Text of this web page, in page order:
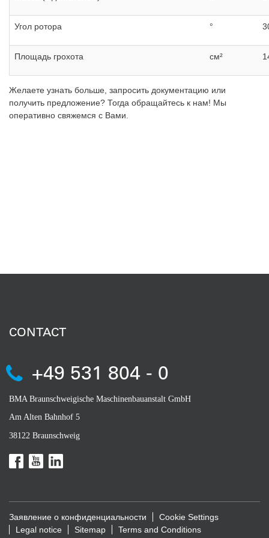
Угол ротора °
Площадь грохота см²
Желаете узнать больше, запросить документацию или
получить предложение? Тогда обращайтесь к нам! Мы
оперативно свяжемся с Вами.
CONTACT
+49 531 804 - 0
BMA Braunschweigische Maschinenbauanstalt GmbH
Am Alten Bahnhof 5
38122 Braunschweig
Заявление о конфиденциальности
Cookie Settings
Legal notice
Sitemap Terms and Conditions